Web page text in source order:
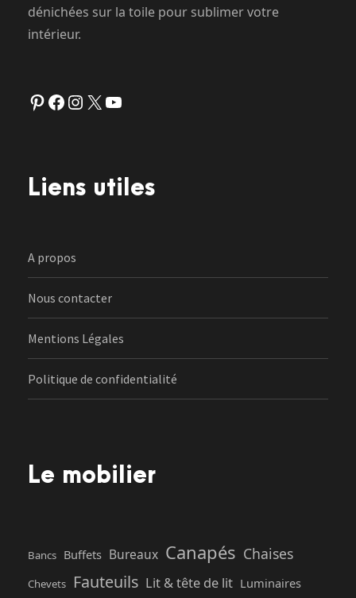
dénichées sur la toile pour sublimer votre
intérieur.
Pinterest Facebook Instagram X YouTube
Liens utiles
A propos
Nous contacter
Mentions Légales
Politique de confidentialité
Le mobilier
Bancs Buffets Bureaux Canapés Chaises
Chevets Fauteuils Lit & tête de lit Luminaires